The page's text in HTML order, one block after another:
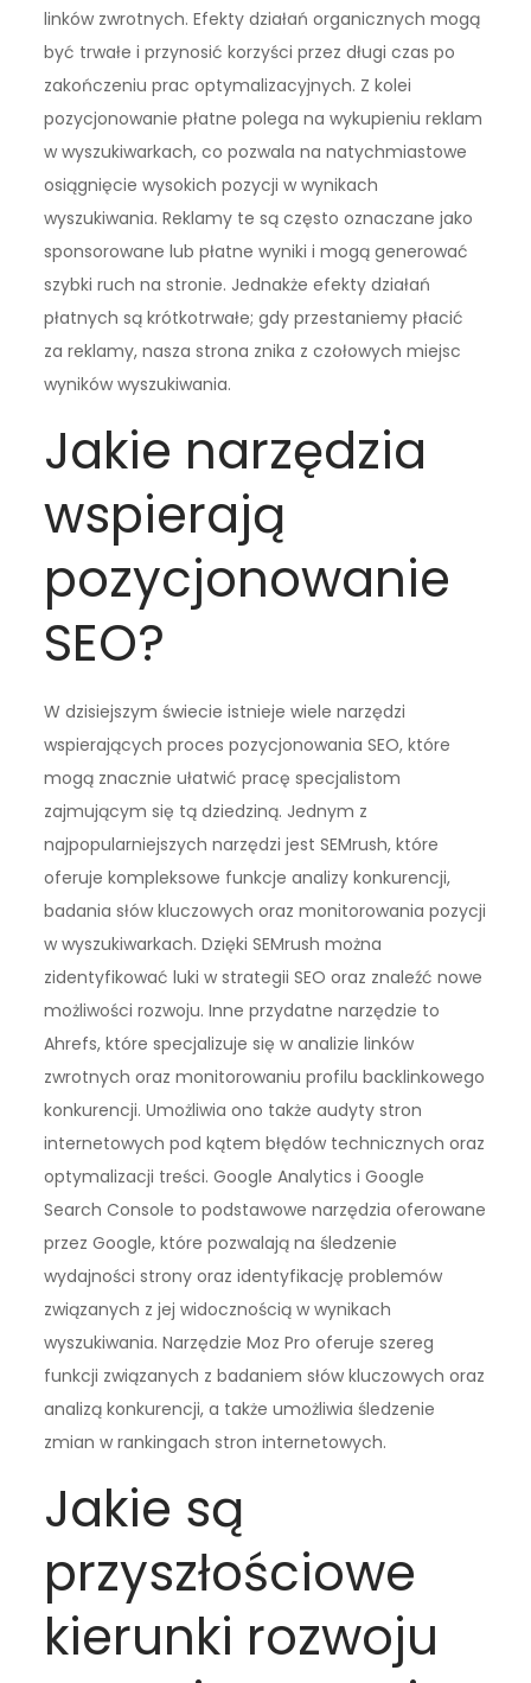
linków zwrotnych. Efekty działań organicznych mogą
być trwałe i przynosić korzyści przez długi czas po
zakończeniu prac optymalizacyjnych. Z kolei
pozycjonowanie płatne polega na wykupieniu reklam
w wyszukiwarkach, co pozwala na natychmiastowe
osiągnięcie wysokich pozycji w wynikach
wyszukiwania. Reklamy te są często oznaczane jako
sponsorowane lub płatne wyniki i mogą generować
szybki ruch na stronie. Jednakże efekty działań
płatnych są krótkotrwałe; gdy przestaniemy płacić
za reklamy, nasza strona znika z czołowych miejsc
wyników wyszukiwania.
Jakie narzędzia
wspierają
pozycjonowanie
SEO?
W dzisiejszym świecie istnieje wiele narzędzi
wspierających proces pozycjonowania SEO, które
mogą znacznie ułatwić pracę specjalistom
zajmującym się tą dziedziną. Jednym z
najpopularniejszych narzędzi jest SEMrush, które
oferuje kompleksowe funkcje analizy konkurencji,
badania słów kluczowych oraz monitorowania pozycji
w wyszukiwarkach. Dzięki SEMrush można
zidentyfikować luki w strategii SEO oraz znaleźć nowe
możliwości rozwoju. Inne przydatne narzędzie to
Ahrefs, które specjalizuje się w analizie linków
zwrotnych oraz monitorowaniu profilu backlinkowego
konkurencji. Umożliwia ono także audyty stron
internetowych pod kątem błędów technicznych oraz
optymalizacji treści. Google Analytics i Google
Search Console to podstawowe narzędzia oferowane
przez Google, które pozwalają na śledzenie
wydajności strony oraz identyfikację problemów
związanych z jej widocznością w wynikach
wyszukiwania. Narzędzie Moz Pro oferuje szereg
funkcji związanych z badaniem słów kluczowych oraz
analizą konkurencji, a także umożliwia śledzenie
zmian w rankingach stron internetowych.
Jakie są
przyszłościowe
kierunki rozwoju